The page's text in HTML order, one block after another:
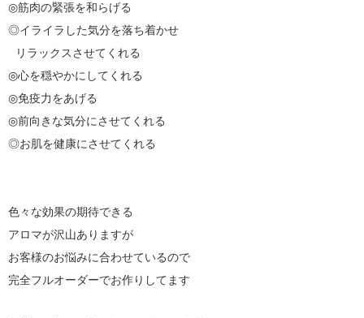
◎筋肉の緊張を和らげる
◎イライラした気分を落ち着かせ
◎心を穏やかにしてくれる
◎免疫力をあげる
◎前向きな気分にさせてくれる
◎お肌を健康にさせてくれる
色々な効果の期待できる
アロマが沢山ありますが
お客様のお悩みに合わせているので
完全フルオーダーでお作りしてます